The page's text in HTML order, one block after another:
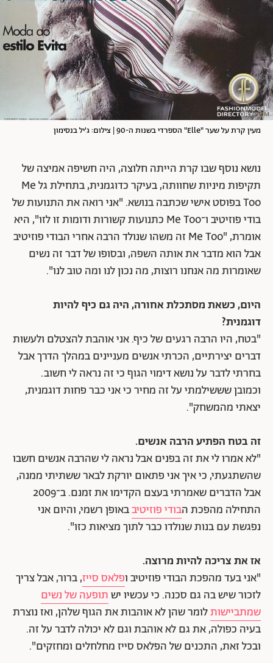
מעין קרת על שער "Elle" הספרדי בשנות ה-90 | צילום: ג'יל בנסימון
נושא נוסף שבו קרת הייתה חלוצה, היה חשיפה אמיצה של
תקיפות מיניות שחוותה, בעיקר כדוגמנית, בתחילת גל Me
Too בפוסט אישי שכתבה בנושא. "אני רואה את התנועות של
בודי פוזיטיב ו־Me Too כתנועות קשורות ודומות זו לזו", היא
אומרת, "Me Too זה משהו שנולד הרבה אחרי הבודי פוזיטיב
אבל הוא מדבר את אותה השפה, ובסופו של דבר זה נשים
שאומרות מה אנחנו רוצות, מה נכון לנו ומה טוב לנו".
היום, כשאת מסתכלת אחורה, היה גם כיף להיות
דוגמנית?
"בטח, היו הרבה רגעים של כיף. אני אוהבת להצטלם ולעשות
דברים יצירתיים, הכרתי אנשים מעניינים במהלך הדרך אבל
בחרתי לדבר על נושא דימוי הגוף כי זה נראה לי חשוב.
וכמובן שששילמתי על זה מחיר כי אני כבר פחות דוגמנית,
יצאתי מהמשחק".
זה בטח הפתיע הרבה אנשים.
"לא אמרו לי את זה בפנים אבל נראה לי שהרבה אנשים חשבו
שהשתגעתי, כי איך אני פתאום יורקת לבאר ששתיתי ממנה,
אבל הדברים שאמרתי בעצם הקדימו את זמנם. ב־2009
התחילה מהפכת הבודי פוזיטיבבאופן רשמי, והיום אני
נפגשת עם בנות שנולדו כבר לתוך מציאות כזו".
אז את צריכה להיות מרוצה.
"אני בעד מהפכת הבודי פוזיטיב ופלאס סייז, ברור, אבל צריך
לזכור שיש בה גם סכנה. כי עכשיו ישתופעה של נשים
שמתביישותלומר שהן לא אוהבות את הגוף שלהן, ואז נוצרת
בעיה כפולה, את גם לא אוהבת וגם לא יכולה לדבר על זה.
ובכל זאת, התכנים של הפלאס סייז מחלחלים ומחזקים".